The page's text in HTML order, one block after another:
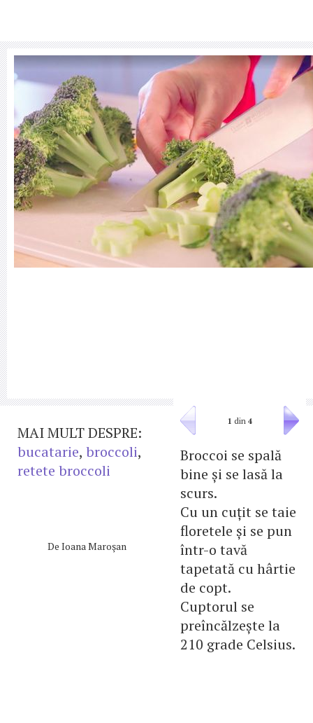
1 din 4
Broccoi se spală
bine și se lasă la
scurs.
Cu un cuțit se taie
floretele și se pun
într-o tavă
tapetată cu hârtie
de copt.
Cuptorul se
preîncălzește la
210 grade Celsius.
MAI MULT DESPRE:
bucatarie, broccoli,
retete broccoli
De Ioana Maroşan